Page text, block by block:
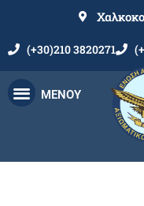
(+30)210 3820271
ΜΕΝΟΥ